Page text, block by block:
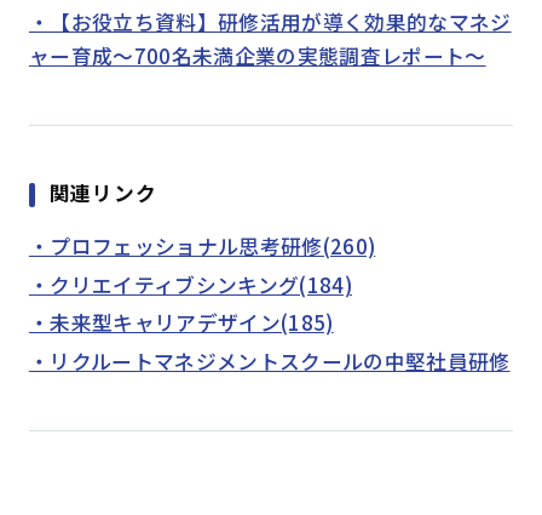
・【お役立ち資料】研修活用が導く効果的なマネジ
ャー育成～700名未満企業の実態調査レポート～
関連リンク
・プロフェッショナル思考研修(260)
・クリエイティブシンキング(184)
・未来型キャリアデザイン(185)
・リクルートマネジメントスクールの中堅社員研修